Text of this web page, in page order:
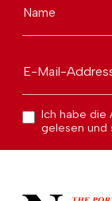
Name
E-Mail-
Ich habe die
gelesen und